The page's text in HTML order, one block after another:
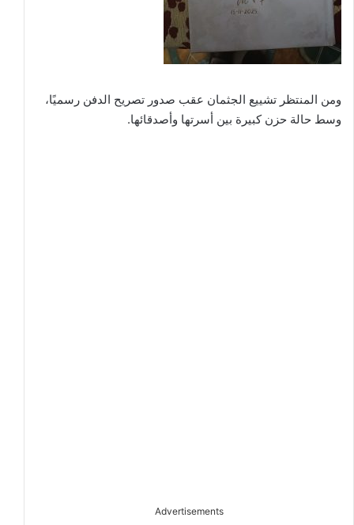
ومن المنتظر تشييع الجثمان عقب صدور تصريح الدفن رسميًا،
وسط حالة حزن كبيرة بين أسرتها وأصدقائها.
Advertisements